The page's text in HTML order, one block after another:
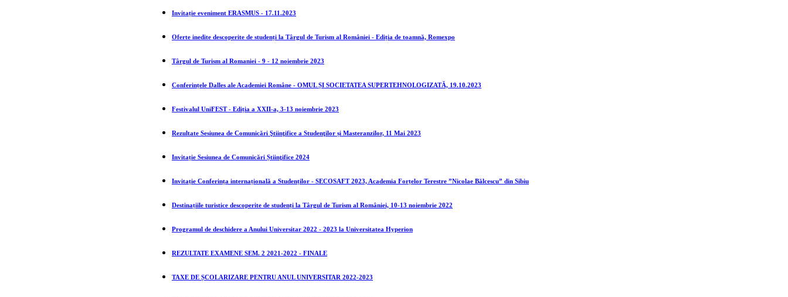
Invitație eveniment ERASMUS - 17.11.2023
Oferte inedite descoperite de studenți la Târgul de Turism al României - Ediția de toamnă, Romexpo
Târgul de Turism al Romaniei - 9 - 12 noiembrie 2023
Conferințele Dalles ale Academiei Române - OMUL ȘI SOCIETATEA SUPERTEHNOLOGIZATĂ, 19.10.2023
Festivalul UniFEST - Ediția a XXII-a, 3-13 noiembrie 2023
Rezultate Sesiunea de Comunicări Ştiinţifice a Studenţilor și Masteranzilor, 11 Mai 2023
Invitație Sesiunea de Comunicări Știinţifice 2024
Invitație Conferința internațională a Studenților - SECOSAFT 2023, Academia Forțelor Terestre ”Nicolae Bălcescu” din Sibiu
Destinațiile turistice descoperite de studenți la Târgul de Turism al României, 10-13 noiembrie 2022
Programul de deschidere a Anului Universitar 2022 - 2023 la Universitatea Hyperion
REZULTATE EXAMENE SEM. 2 2021-2022 - FINALE
TAXE DE ȘCOLARIZARE PENTRU ANUL UNIVERSITAR 2022-2023